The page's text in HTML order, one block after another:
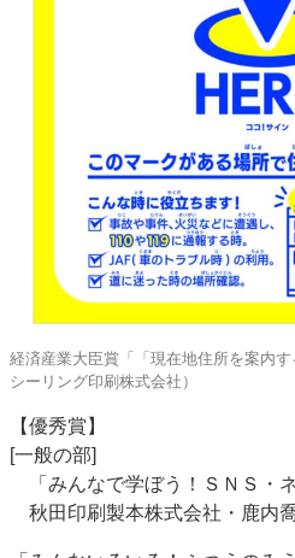
経済産業大臣賞「「現在地住所を案内
シーリング印刷株式会社）
【優秀賞】
[一般の部]
「みんなで学ぼう！ＳＮＳ・
秋田印刷製本株式会社・鹿内